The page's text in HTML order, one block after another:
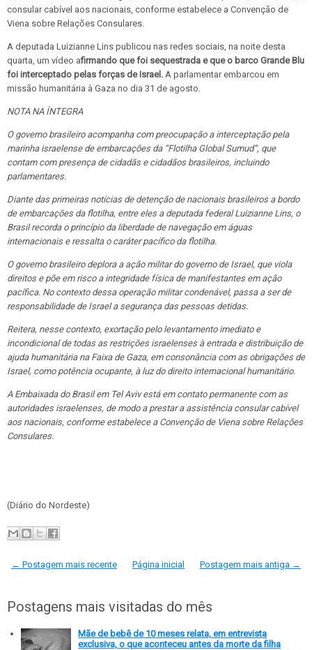
consular cabível aos nacionais, conforme estabelece a Convenção de
Viena sobre Relações Consulares.
A deputada Luizianne Lins publicou nas redes sociais, na noite desta
quarta, um vídeo afirmando que foi sequestrada e que o barco Grande Blu
foi interceptado pelas forças de Israel. A parlamentar embarcou em
missão humanitária à Gaza no dia 31 de agosto.
NOTA NA ÍNTEGRA
O governo brasileiro acompanha com preocupação a interceptação pela
marinha israelense de embarcações da “Flotilha Global Sumud”, que
contam com presença de cidadãs e cidadãos brasileiros, incluindo
parlamentares.
Diante das primeiras notícias de detenção de nacionais brasileiros a bordo
de embarcações da flotilha, entre eles a deputada federal Luizianne Lins, o
Brasil recorda o princípio da liberdade de navegação em águas
internacionais e ressalta o caráter pacífico da flotilha.
O governo brasileiro deplora a ação militar do governo de Israel, que viola
direitos e põe em risco a integridade física de manifestantes em ação
pacífica. No contexto dessa operação militar condenável, passa a ser de
responsabilidade de Israel a segurança das pessoas detidas.
Reitera, nesse contexto, exortação pelo levantamento imediato e
incondicional de todas as restrições israelenses à entrada e distribuição de
ajuda humanitária na Faixa de Gaza, em consonância com as obrigações de
Israel, como potência ocupante, à luz do direito internacional humanitário.
A Embaixada do Brasil em Tel Aviv está em contato permanente com as
autoridades israelenses, de modo a prestar a assistência consular cabível
aos nacionais, conforme estabelece a Convenção de Viena sobre Relações
Consulares.
(Diário do Nordeste)
← Postagem mais recente Postagem mais antiga →
Página inicial
Postagens mais visitadas do mês
Mãe de bebê de 10 meses relata, em entrevista
exclusiva, o que aconteceu antes da morte da filha